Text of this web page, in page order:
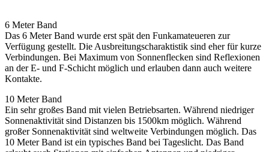
6 Meter Band
Das 6 Meter Band wurde erst spät den Funkamateueren zur
Verfügung gestellt. Die Ausbreitungscharaktistik sind eher für kurze
Verbindungen. Bei Maximum von Sonnenflecken sind Reflexionen
an der E- und F-Schicht möglich und erlauben dann auch weitere
Kontakte.
10 Meter Band
Ein sehr großes Band mit vielen Betriebsarten. Während niedriger
Sonnenaktivität sind Distanzen bis 1500km möglich. Während
großer Sonnenaktivität sind weltweite Verbindungen möglich. Das
10 Meter Band ist ein typisches Band bei Tageslicht. Das Band